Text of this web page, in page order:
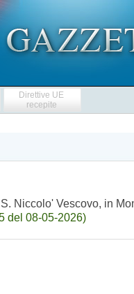
Direttive UE
recepite
Niccolo' Vescovo, in
del 08-05-2026)